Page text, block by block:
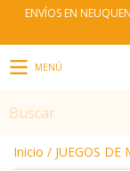
ENVÍOS EN
MENÚ
Inicio / JUEGOS DE